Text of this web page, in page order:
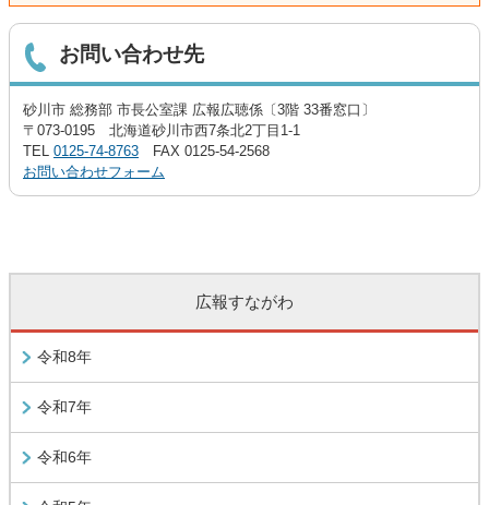
お問い合わせ先
砂川市 総務部 市長公室課 広報広聴係〔3階 33番窓口〕
〒073-0195 北海道砂川市西7条北2丁目1-1
TEL 0125-74-8763 FAX 0125-54-2568
お問い合わせフォーム
広報すながわ
令和8年
令和7年
令和6年